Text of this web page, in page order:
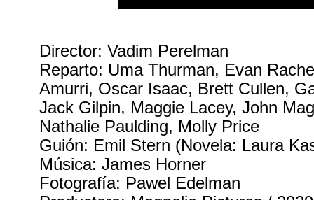
Director: Vadim Perelman
Reparto: Uma Thurman, Evan
Amurri, Oscar Isaac, Brett Cullen,
Jack Gilpin, Maggie Lacey, John
Nathalie Paulding, Molly Price
Guión: Emil Stern (Novela: Laura
Música: James Horner
Fotografía: Pawel Edelman